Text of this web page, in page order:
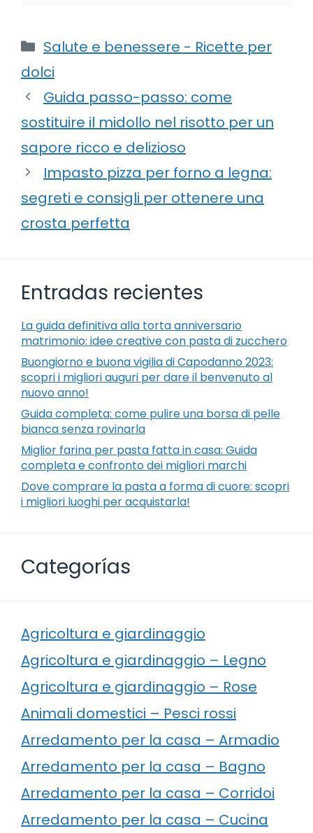
Categorie
Salute e benessere - Ricette per
dolci
Guida passo-passo: come
sostituire il midollo nel risotto per un
sapore ricco e delizioso
Impasto pizza per forno a legna:
segreti e consigli per ottenere una
crosta perfetta
Entradas recientes
La guida definitiva alla torta anniversario
matrimonio: idee creative con pasta di zucchero
Buongiorno e buona vigilia di Capodanno 2023:
scopri i migliori auguri per dare il benvenuto al
nuovo anno!
Guida completa: come pulire una borsa di pelle
bianca senza rovinarla
Miglior farina per pasta fatta in casa: Guida
completa e confronto dei migliori marchi
Dove comprare la pasta a forma di cuore: scopri
i migliori luoghi per acquistarla!
Categorías
Agricoltura e giardinaggio
Agricoltura e giardinaggio – Legno
Agricoltura e giardinaggio – Rose
Animali domestici – Pesci rossi
Arredamento per la casa – Armadio
Arredamento per la casa – Bagno
Arredamento per la casa – Corridoi
Arredamento per la casa – Cucina